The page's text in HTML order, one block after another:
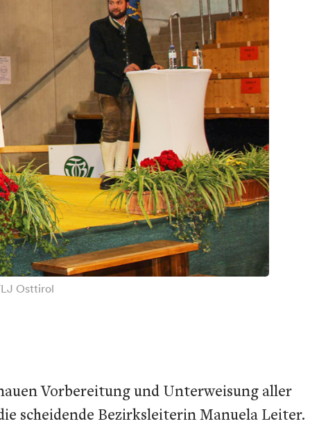
LJ Osttirol
Vorbereitung und Unterweisung aller
scheidende Bezirksleiterin Manuela Leiter.